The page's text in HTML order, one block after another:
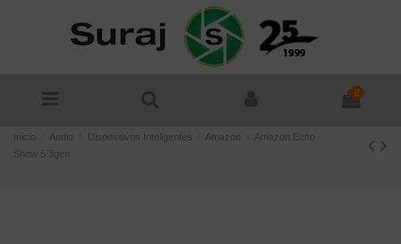
0
Inicio Audio Dispositivos Inteligentes Amazon
Amazon Echo
Show 5 3gen